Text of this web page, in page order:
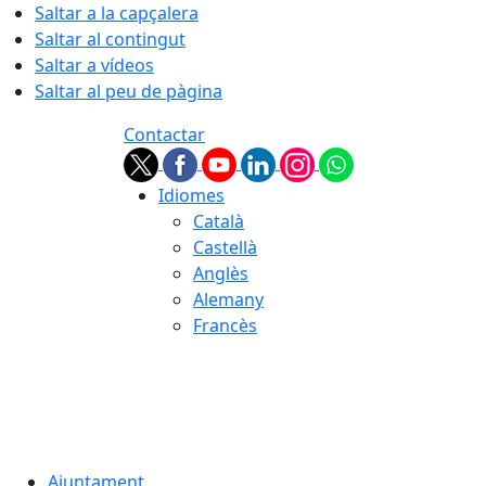
Saltar a la capçalera
Saltar al contingut
Saltar a vídeos
Saltar al peu de pàgina
Contactar
Idiomes
Català
Castellà
Anglès
Alemany
Francès